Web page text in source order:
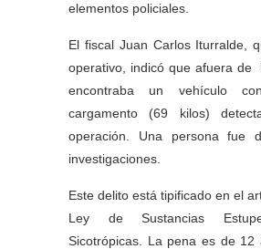
elementos policiales.
El fiscal Juan Carlos Iturralde,
operativo, indicó que afuera de
encontraba un vehículo
cargamento (69 kilos)
operación. Una persona fue
investigaciones.
Este delito está tipificado en el
Ley de Sustancias
Sicotrópicas. La pena es de